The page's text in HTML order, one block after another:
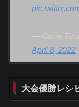
— Game
April 8, 2022
大会優勝レシ